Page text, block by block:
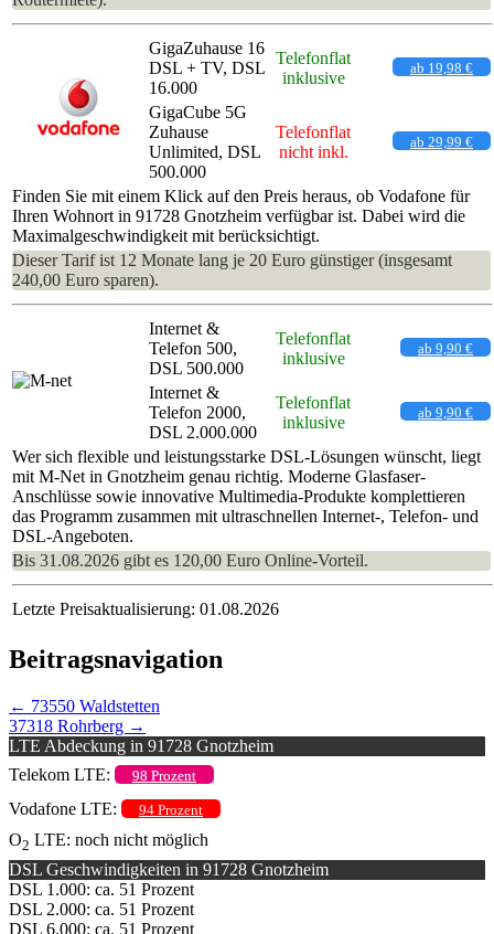
GigaZuhause 16
DSL + TV, DSL
16.000
Telefonflat
inklusive
ab 19,98 €
GigaCube 5G
Zuhause
Unlimited, DSL
500.000
Telefonflat
nicht inkl.
ab 29,99 €
Finden Sie mit einem Klick auf den Preis heraus, ob Vodafone für
Ihren Wohnort in 91728 Gnotzheim verfügbar ist. Dabei wird die
Maximalgeschwindigkeit mit berücksichtigt.
Dieser Tarif ist 12 Monate lang je 20 Euro günstiger (insgesamt
240,00 Euro sparen).
Internet &
Telefon 500,
DSL 500.000
Telefonflat
inklusive
ab 9,90 €
Internet &
Telefon 2000,
DSL 2.000.000
Telefonflat
inklusive
ab 9,90 €
Wer sich flexible und leistungsstarke DSL-Lösungen wünscht, liegt
mit M-Net in Gnotzheim genau richtig. Moderne Glasfaser-
Anschlüsse sowie innovative Multimedia-Produkte komplettieren
das Programm zusammen mit ultraschnellen Internet-, Telefon- und
DSL-Angeboten.
Bis 31.08.2026 gibt es 120,00 Euro Online-Vorteil.
Letzte Preisaktualisierung: 01.08.2026
Beitragsnavigation
← 73550 Waldstetten
37318 Rohrberg →
LTE Abdeckung in 91728 Gnotzheim
Telekom LTE:
98 Prozent
Vodafone LTE: 94 Prozent
O2 LTE: noch nicht möglich
DSL Geschwindigkeiten in 91728 Gnotzheim
DSL 1.000: ca. 51 Prozent
DSL 2.000: ca. 51 Prozent
DSL 6.000: ca. 51 Prozent